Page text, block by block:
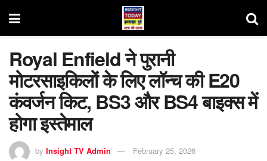
Royal Enfield ने पुरानी
मोटरसाइकिलों के लिए लॉन्च की E20
कंवर्जन किट, BS3 और BS4 बाइक्स में
होगा इस्तेमाल
by Insight TV Admin February 25, 2026